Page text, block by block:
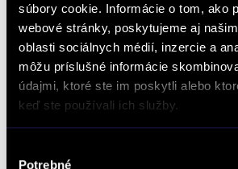
súbory cookie. Informácie o tom, ako
webové stránky, poskytujeme aj
oblasti sociálnych médií, inzercie a
môžu príslušné informácie
údajmi, ktoré ste im poskytli alebo
keď ste používali ich služby.
Potrebné
Dopyt na vozidlo